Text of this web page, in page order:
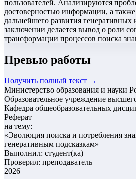
пользователей. Анализируются
достоверностью информации, а
дальнейшего развития генеративных
заключении делается вывод о роли
трансформации процессов поиска
Превью работы
Получить полный текст →
Министерство образования и науки
Образовательное учреждение
Кафедра общеобразовательных
Реферат
на тему:
«Эволюция поиска и потребления
генеративным подсказкам»
Выполнил: студент(ка)
Проверил: преподаватель
2026